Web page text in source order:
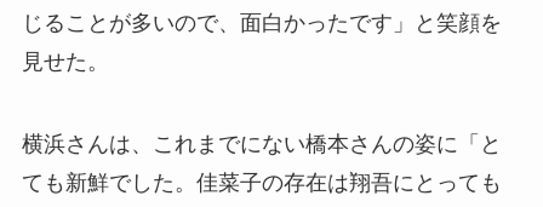
じることが多いので、面白かったです」と笑顔を
見せた。
横浜さんは、これまでにない橋本さんの姿に「と
ても新鮮でした。佳菜子の存在は翔吾にとっても